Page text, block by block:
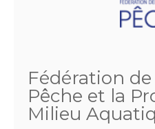
Fédération
Pêche et la
Milieu